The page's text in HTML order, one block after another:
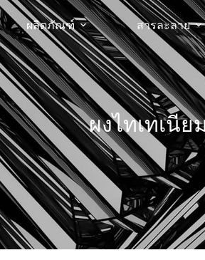
ผลิตภัณฑ์ สารละลาย
ผงไทเทเนี